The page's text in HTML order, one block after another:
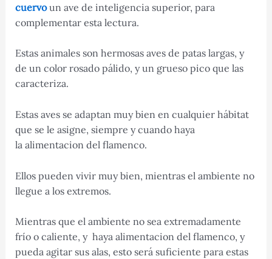
cuervoun ave de inteligencia superior, para
complementar esta lectura.
Estas animales son hermosas aves de patas largas, y
de un color rosado pálido, y un grueso pico que las
caracteriza.
Estas aves se adaptan muy bien en cualquier hábitat
que se le asigne, siempre y cuando haya
la alimentacion del flamenco.
Ellos pueden vivir muy bien, mientras el ambiente no
llegue a los extremos.
Mientras que el ambiente no sea extremadamente
frío o caliente, y haya alimentacion del flamenco, y
pueda agitar sus alas, esto será suficiente para estas